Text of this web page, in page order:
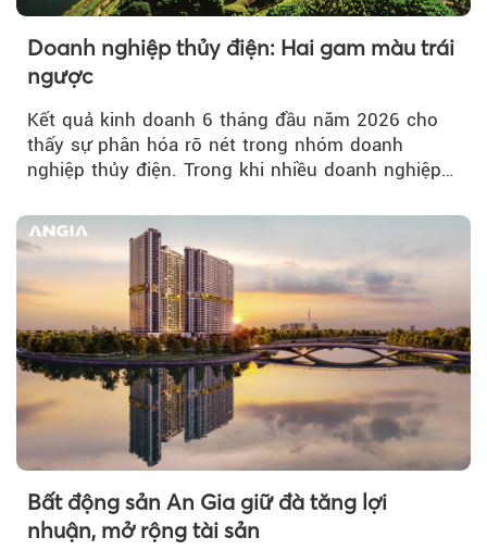
Doanh nghiệp thủy điện: Hai gam màu trái
ngược
Kết quả kinh doanh 6 tháng đầu năm 2026 cho
thấy sự phân hóa rõ nét trong nhóm doanh
nghiệp thủy điện. Trong khi nhiều doanh nghiệp
Bất động sản An Gia giữ đà tăng lợi
nhuận, mở rộng tài sản